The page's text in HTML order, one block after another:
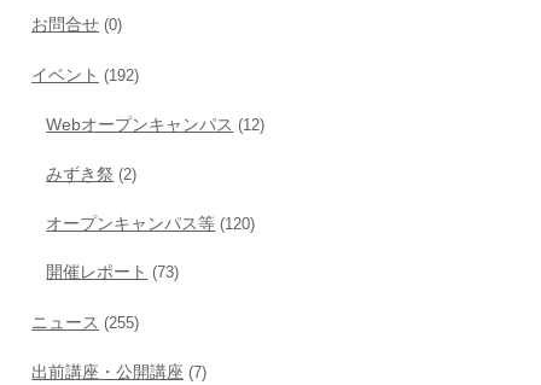
お問合せ (0)
イベント (192)
Webオープンキャンパス (12)
みずき祭 (2)
オープンキャンパス等 (120)
開催レポート (73)
ニュース (255)
出前講座・公開講座 (7)